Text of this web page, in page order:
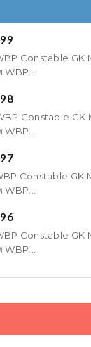
Constable
WBP...
Constable
WBP...
Constable GK
WBP...
Constable
WBP...